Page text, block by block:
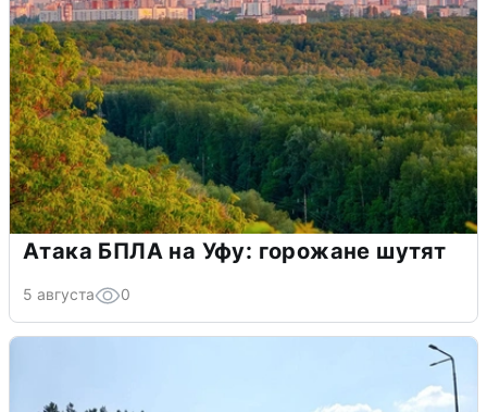
Атака БПЛА на Уфу: горожане шутят
5 августа 0